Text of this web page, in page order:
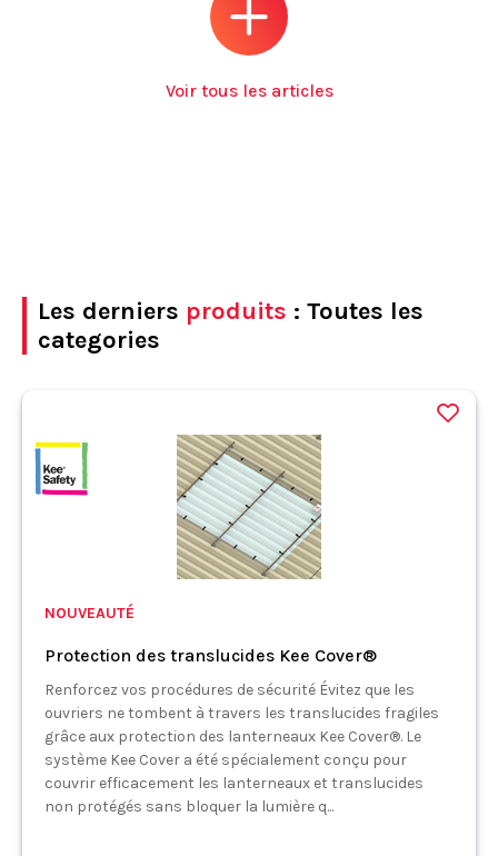
Voir tous les articles
Les derniers produits : Toutes les
categories
NOUVEAUTÉ
Protection des translucides Kee Cover®
Renforcez vos procédures de sécurité Évitez que les
ouvriers ne tombent à travers les translucides fragiles
grâce aux protection des lanterneaux Kee Cover®. Le
système Kee Cover a été spécialement conçu pour
couvrir efficacement les lanterneaux et translucides
non protégés sans bloquer la lumière q...